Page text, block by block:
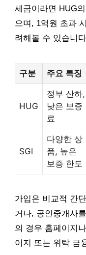
세금이라면 HUG
으며, 1억원 초과
려해볼 수 있습니
구분 주요 특징
HUG
정부 산하,
낮은 보증
료
SGI
다양한 상
품, 높은
보증 한도
가입은 비교적 간
거나, 공인중개사
의 경우 홈페이지
이지 또는 위탁 금